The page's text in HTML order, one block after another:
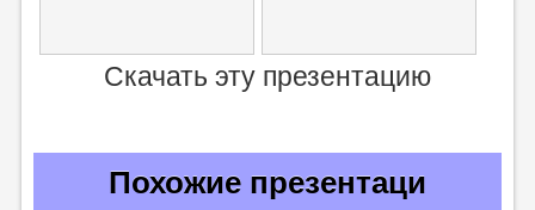
Скачать эту презентацию
Похожие презентаци